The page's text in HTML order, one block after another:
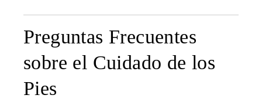
Preguntas Frecuentes
sobre el Cuidado de los
Pies